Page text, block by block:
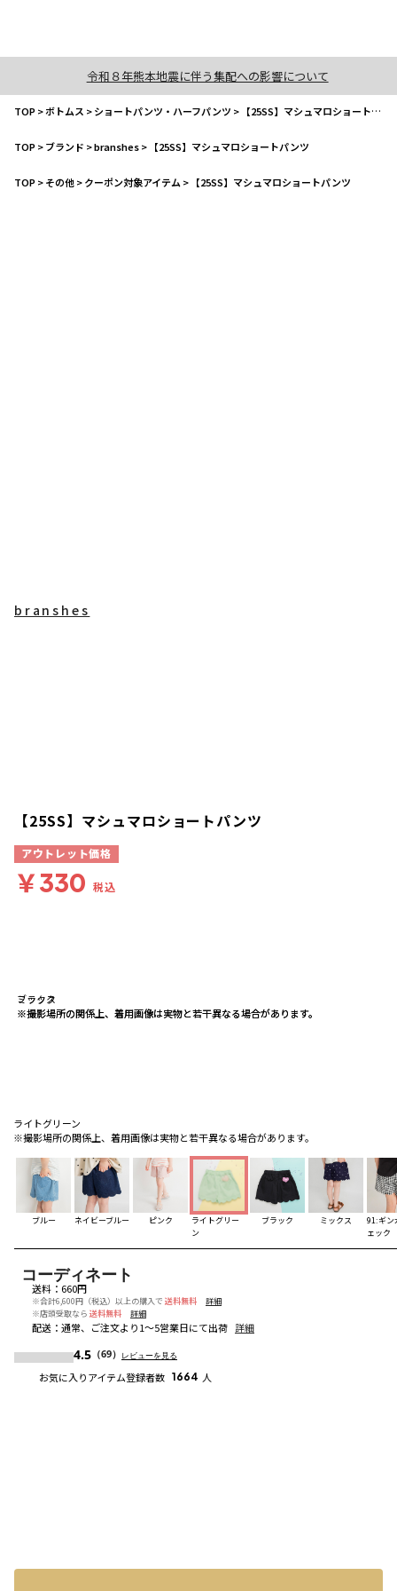
令和８年熊本地震に伴う集配への影響について
TOP>ボトムス >ショートパンツ・ハーフパンツ > 【25SS】マシュマロショートパンツ
TOP>ブランド >branshes> 【25SS】マシュマロショートパンツ
TOP>その他>クーポン対象アイテム > 【25SS】マシュマロショートパンツ
ライトグリーン
※撮影場所の関係上、着用画像は実物と若干異なる場合があります。
ブラック
※撮影場所の関係上、着用画像は実物と若干異なる場合があります。
ミックス
※撮影場所の関係上、着用画像は実物と若干異なる場合があります。
ブルー ネイビーブルー ピンク
ライトグリー
ン
ブラック ミックス
91:ギン
ェック
コーディネート
送料 ： 660円
※合計6,600円（税込）以上の購入で 送料無料
詳細
※店頭受取なら 送料無料 詳細
配送 ： 通常、ご注文より1～5営業日にて出荷 詳細
4.5 （69） レビューを見る
お気に入りアイテム登録者数 1664 人
branshes
【25SS】マシュマロショートパンツ
アウトレット価格
￥330 税込